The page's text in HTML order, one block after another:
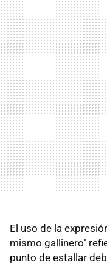
El uso de la
mismo gallinero"
punto de estallar